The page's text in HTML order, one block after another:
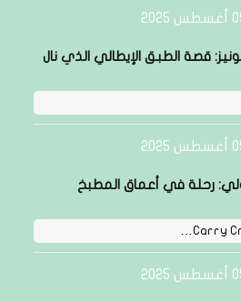
2025
قصة الطبق الإيطالي الذي نال
2025
رحلة في أعماق المطبخ
2025